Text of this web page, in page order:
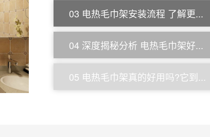
03 电热毛巾架安装流程 了解更...
04 深度揭秘分析 电热毛巾架好...
05 电热毛巾架真的好用吗?它到...